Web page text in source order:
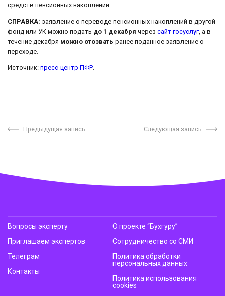
средств пенсионных накоплений.
СПРАВКА: заявление о переводе пенсионных накоплений в другой
фонд или УК можно подать до 1 декабря через сайт госуслуг, а в
течение декабря можно отозвать ранее поданное заявление о
переходе.
Источник: пресс-центр ПФР.
Предыдущая запись Следующая запись
Вопросы эксперту
Приглашаем экспертов
Телеграм
Контакты
О проекте “Бухгуру”
Сотрудничество со СМИ
Политика обработки
персональных данных
Политика использования
cookies